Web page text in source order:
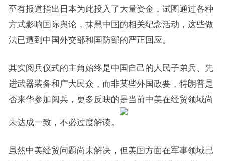
至有报道指出日本为此投入了大量资金，试图通过各种
方式影响国际舆论，抹黑中国的相关纪念活动，这些做
法已遭到中国外交部和国防部的严正回应。
其实阅兵仪式的主角始终是中国自己的人民子弟兵、先
进武器装备和广大民众，而非某些外国政要，特朗普是
否来华参加阅兵，更多反映的是当前中美在经贸领域尚
未达成一致，不必过度解读。
虽然中美经贸问题尚未解决，但美国方面在军事领域已